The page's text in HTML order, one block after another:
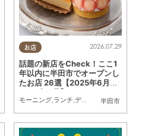
習い事,おひとりさま,友人
お店
半田市
2026.07.29
話題の新店をCheck！ここ1
年以内に半田市でオープンし
たお店 26選【2025年6月～
2026年6月】
モーニング, ランチ ディナー ,アルコール